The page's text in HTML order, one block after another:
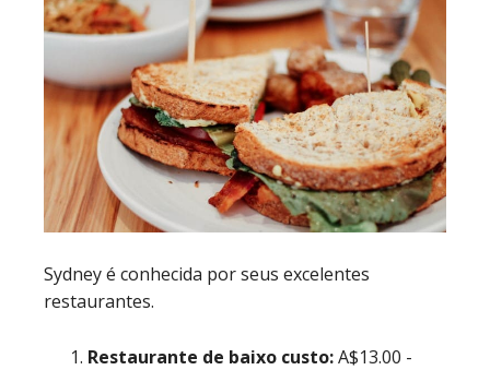
Sydney é conhecida por seus excelentes
restaurantes.
Restaurante de baixo custo:A$13.00 -